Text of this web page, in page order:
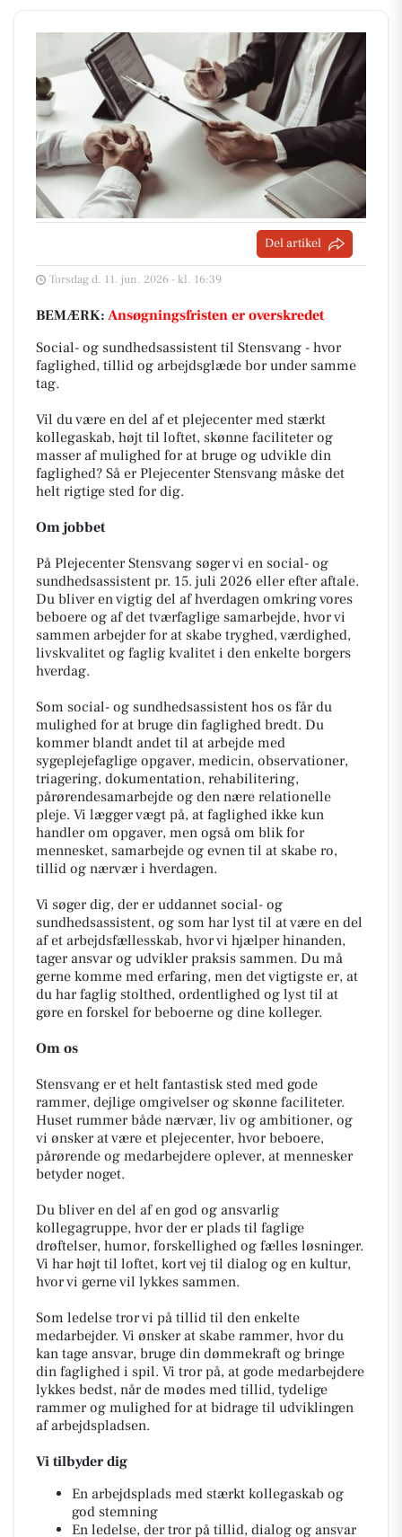
Del artikel
Torsdag d. 11. jun. 2026 - kl. 16:39
BEMÆRK: Ansøgningsfristen er overskredet
Social- og sundhedsassistent til Stensvang - hvor
faglighed, tillid og arbejdsglæde bor under samme
tag.
Vil du være en del af et plejecenter med stærkt
kollegaskab, højt til loftet, skønne faciliteter og
masser af mulighed for at bruge og udvikle din
faglighed? Så er Plejecenter Stensvang måske det
helt rigtige sted for dig.
Om jobbet
På Plejecenter Stensvang søger vi en social- og
sundhedsassistent pr. 15. juli 2026 eller efter aftale.
Du bliver en vigtig del af hverdagen omkring vores
beboere og af det tværfaglige samarbejde, hvor vi
sammen arbejder for at skabe tryghed, værdighed,
livskvalitet og faglig kvalitet i den enkelte borgers
hverdag.
Som social- og sundhedsassistent hos os får du
mulighed for at bruge din faglighed bredt. Du
kommer blandt andet til at arbejde med
sygeplejefaglige opgaver, medicin, observationer,
triagering, dokumentation, rehabilitering,
pårørendesamarbejde og den nære relationelle
pleje. Vi lægger vægt på, at faglighed ikke kun
handler om opgaver, men også om blik for
mennesket, samarbejde og evnen til at skabe ro,
tillid og nærvær i hverdagen.
Vi søger dig, der er uddannet social- og
sundhedsassistent, og som har lyst til at være en del
af et arbejdsfællesskab, hvor vi hjælper hinanden,
tager ansvar og udvikler praksis sammen. Du må
gerne komme med erfaring, men det vigtigste er, at
du har faglig stolthed, ordentlighed og lyst til at
gøre en forskel for beboerne og dine kolleger.
Om os
Stensvang er et helt fantastisk sted med gode
rammer, dejlige omgivelser og skønne faciliteter.
Huset rummer både nærvær, liv og ambitioner, og
vi ønsker at være et plejecenter, hvor beboere,
pårørende og medarbejdere oplever, at mennesker
betyder noget.
Du bliver en del af en god og ansvarlig
kollegagruppe, hvor der er plads til faglige
drøftelser, humor, forskellighed og fælles løsninger.
Vi har højt til loftet, kort vej til dialog og en kultur,
hvor vi gerne vil lykkes sammen.
Som ledelse tror vi på tillid til den enkelte
medarbejder. Vi ønsker at skabe rammer, hvor du
kan tage ansvar, bruge din dømmekraft og bringe
din faglighed i spil. Vi tror på, at gode medarbejdere
lykkes bedst, når de mødes med tillid, tydelige
rammer og mulighed for at bidrage til udviklingen
af arbejdspladsen.
Vi tilbyder dig
En arbejdsplads med stærkt kollegaskab og
god stemning
En ledelse, der tror på tillid, dialog og ansvar